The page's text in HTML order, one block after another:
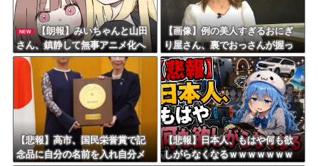
NEW
【朗報】みいちゃんと山田
さん、鎮静して無事アニメ化へ
ｗｗｗｗｗｗｗｗｗ
【画像】例の美人すぎるおにぎ
り屋さん、裏でおっさんが握っ
ていたｗｗｗｗｗｗｗｗｗｗｗ
ｗｗｗｗｗｗ
【悲報】高市、国民栄誉賞で記
念品に自分の名前を入れ自分メ
【悲報】日本人、もはや何も欲
しがらなくなるｗｗｗｗｗｗｗ